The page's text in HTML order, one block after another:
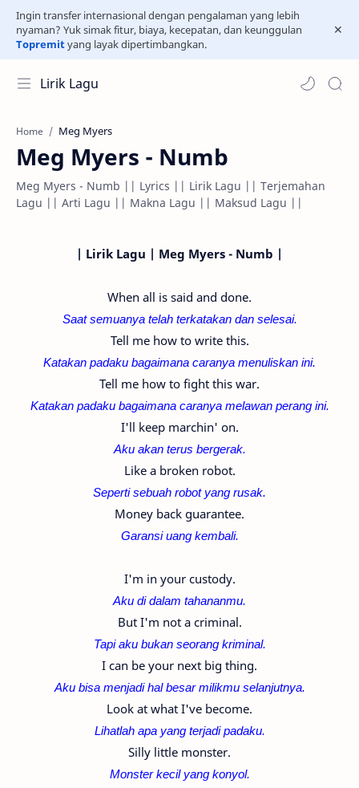
Ingin transfer internasional dengan pengalaman yang lebih
nyaman? Yuk simak fitur, biaya, kecepatan, dan keunggulan
Topremityang layak dipertimbangkan.
Lirik Lagu
Home Meg Myers
Meg Myers - Numb
Meg Myers - Numb || Lyrics || Lirik Lagu || Terjemahan
Lagu || Arti Lagu || Makna Lagu || Maksud Lagu ||
| Lirik Lagu | Meg Myers - Numb |
When all is said and done.
Saat semuanya telah terkatakan dan selesai.
Tell me how to write this.
Katakan padaku bagaimana caranya menuliskan ini.
Tell me how to fight this war.
Katakan padaku bagaimana caranya melawan perang ini.
I'll keep marchin' on.
Aku akan terus bergerak.
Like a broken robot.
Seperti sebuah robot yang rusak.
Money back guarantee.
Garansi uang kembali.
I'm in your custody.
Aku di dalam tahananmu.
But I'm not a criminal.
Tapi aku bukan seorang kriminal.
I can be your next big thing.
Aku bisa menjadi hal besar milikmu selanjutnya.
Look at what I've become.
Lihatlah apa yang terjadi padaku.
Silly little monster.
Monster kecil yang konyol.